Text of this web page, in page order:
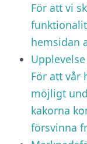
För att vi
hemsidan
Upplevelse
För att vår
möjligt
kakorna
försvinna